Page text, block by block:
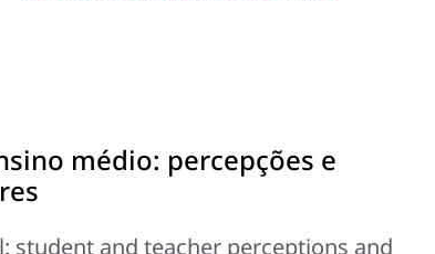
médio: percepções e
and teacher perceptions and